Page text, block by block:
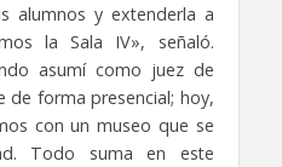
alumnos y extenderla a
la Sala IV», señaló.
asumí como juez de
de forma presencial; hoy,
con un museo que se
Todo suma en este